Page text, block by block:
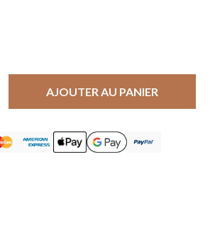
AJOUTER AU PANIER